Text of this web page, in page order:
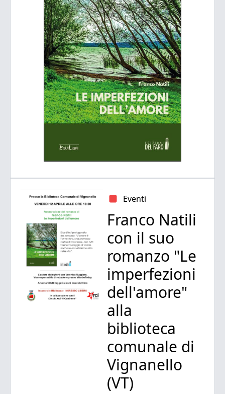
Eventi
Franco Natili
con il suo
romanzo "Le
imperfezioni
dell'amore"
alla
biblioteca
comunale di
Vignanello
(VT)